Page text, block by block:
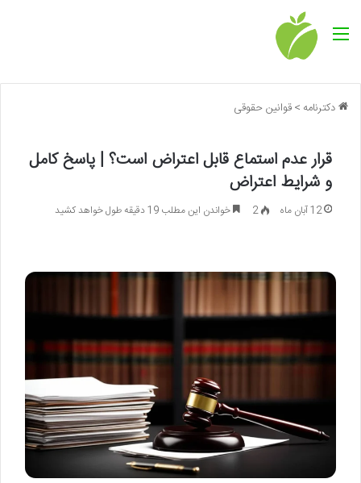
منو
دکترنامه >قوانین حقوقی
قرار عدم استماع قابل اعتراض است؟ | پاسخ کامل
و شرایط اعتراض
12 آبان ماه 2 خواندن این مطلب 19 دقیقه طول خواهد کشید